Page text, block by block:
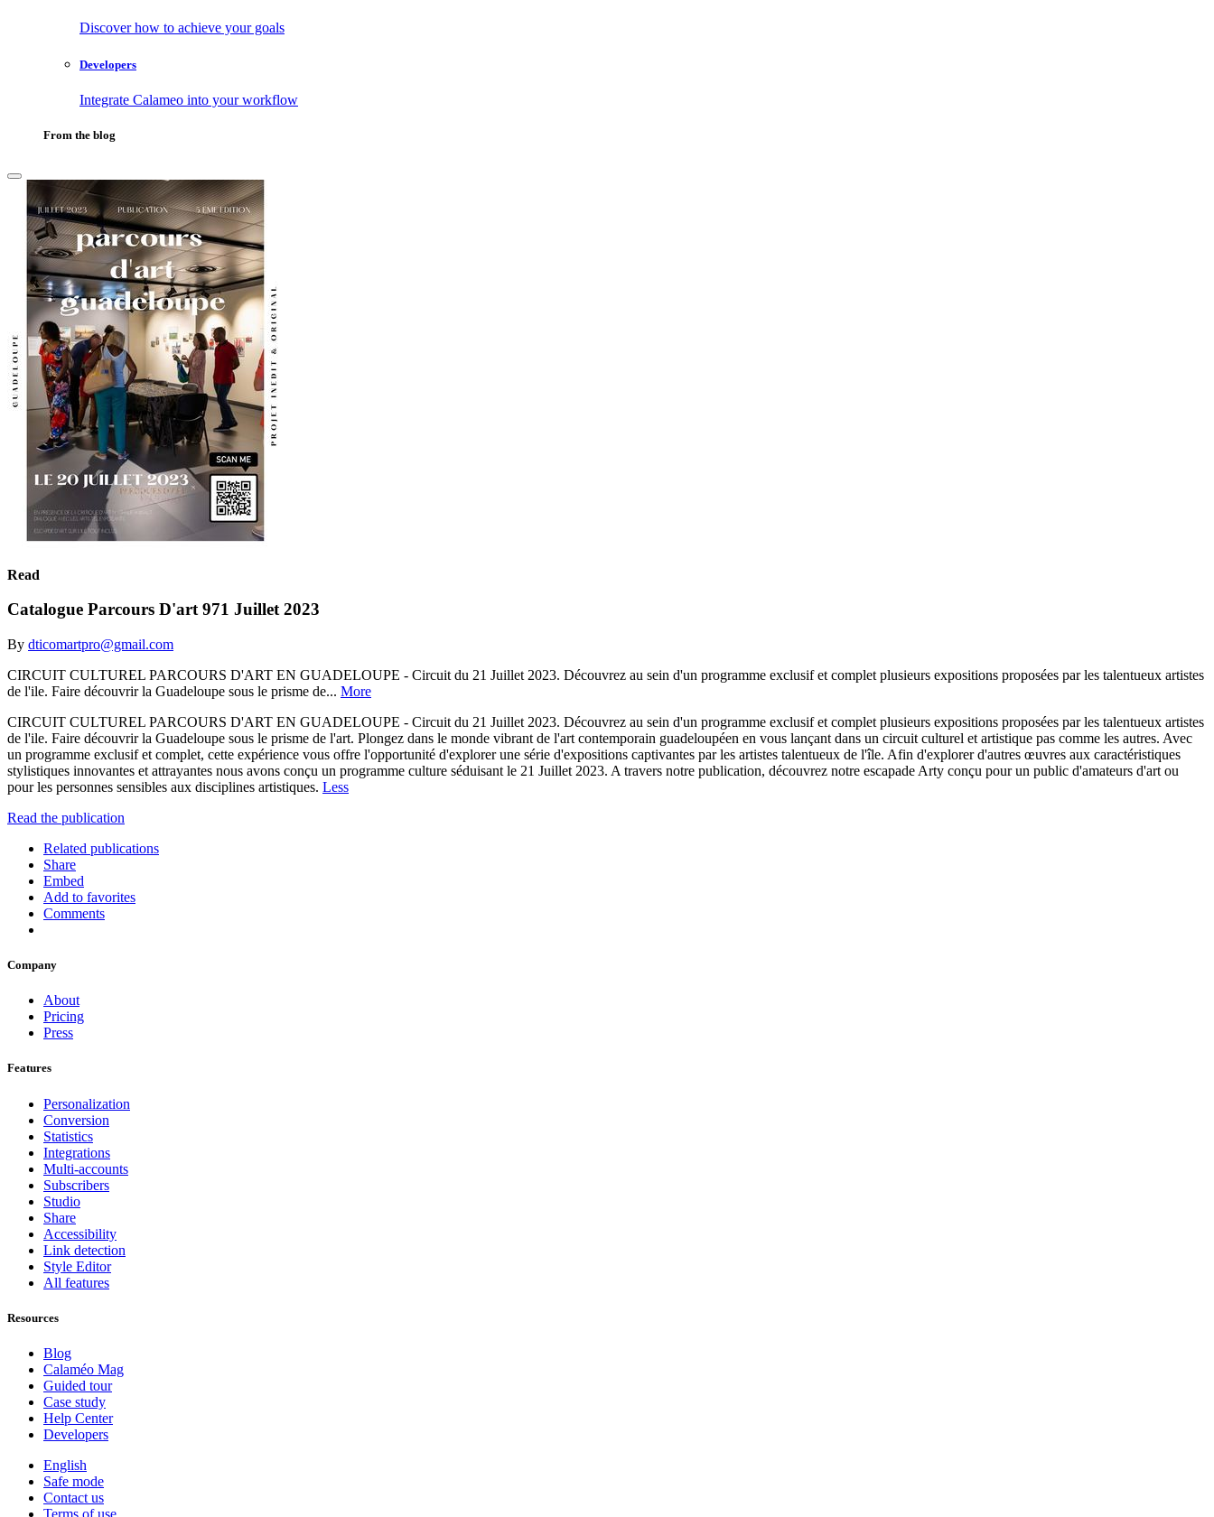
Discover how to achieve your goals
Developers
Integrate Calameo into your workflow
From the blog
Read
Catalogue Parcours D'art 971 Juillet 2023
By dticomartpro@gmail.com
CIRCUIT CULTUREL PARCOURS D'ART EN GUADELOUPE - Circuit du 21 Juillet 2023. Découvrez au sein d'un programme exclusif et complet plusieurs expositions proposées par les talentueux artistes
de l'ile. Faire découvrir la Guadeloupe sous le prisme de... More
CIRCUIT CULTUREL PARCOURS D'ART EN GUADELOUPE - Circuit du 21 Juillet 2023. Découvrez au sein d'un programme exclusif et complet plusieurs expositions proposées par les talentueux artistes
de l'ile. Faire découvrir la Guadeloupe sous le prisme de l'art. Plongez dans le monde vibrant de l'art contemporain guadeloupéen en vous lançant dans un circuit culturel et artistique pas comme les autres. Avec
un programme exclusif et complet, cette expérience vous offre l'opportunité d'explorer une série d'expositions captivantes par les artistes talentueux de l'île. Afin d'explorer d'autres œuvres aux caractéristiques
stylistiques innovantes et attrayantes nous avons conçu un programme culture séduisant le 21 Juillet 2023. A travers notre publication, découvrez notre escapade Arty conçu pour un public d'amateurs d'art ou
pour les personnes sensibles aux disciplines artistiques. Less
Read the publication
Related publications
Share
Embed
Add to favorites
Comments
Company
About
Pricing
Press
Features
Personalization
Conversion
Statistics
Integrations
Multi-accounts
Subscribers
Studio
Share
Accessibility
Link detection
Style Editor
All features
Resources
Blog
Calaméo Mag
Guided tour
Case study
Help Center
Developers
English
Safe mode
Contact us
Terms of use